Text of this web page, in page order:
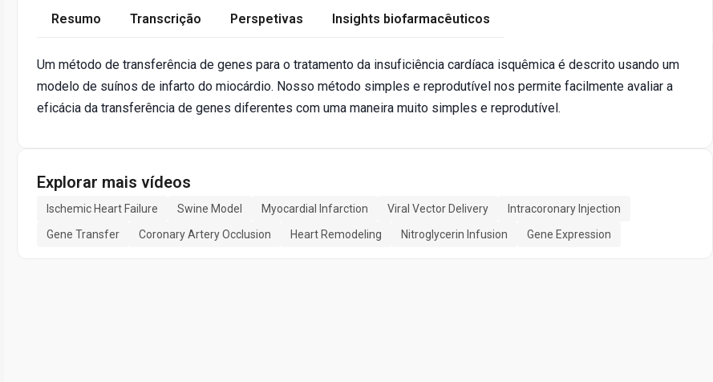
Resumo Transcrição Perspetivas Insights biofarmacêuticos
Um método de transferência de genes para o tratamento da insuficiência cardíaca isquêmica é descrito usando um
modelo de suínos de infarto do miocárdio. Nosso método simples e reprodutível nos permite facilmente avaliar a
eficácia da transferência de genes diferentes com uma maneira muito simples e reprodutível.
Explorar mais vídeos
Ischemic Heart Failure Swine Model Myocardial Infarction Viral Vector Delivery
Intracoronary Injection
Gene Transfer
Coronary Artery Occlusion Heart Remodeling Nitroglycerin Infusion Gene Expression